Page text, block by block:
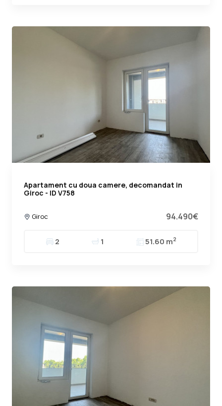
Apartament cu doua camere, decomandat in
Giroc - ID V758
Giroc 94.490€
2 1 51.60 m2